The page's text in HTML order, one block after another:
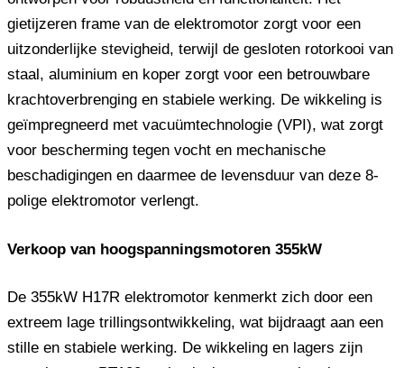
gietijzeren frame van de elektromotor zorgt voor een
uitzonderlijke stevigheid, terwijl de gesloten rotorkooi van
staal, aluminium en koper zorgt voor een betrouwbare
krachtoverbrenging en stabiele werking. De wikkeling is
geïmpregneerd met vacuümtechnologie (VPI), wat zorgt
voor bescherming tegen vocht en mechanische
beschadigingen en daarmee de levensduur van deze 8-
polige elektromotor verlengt.
Verkoop van hoogspanningsmotoren 355kW
De 355kW H17R elektromotor kenmerkt zich door een
extreem lage trillingsontwikkeling, wat bijdraagt ​​aan een
stille en stabiele werking. De wikkeling en lagers zijn